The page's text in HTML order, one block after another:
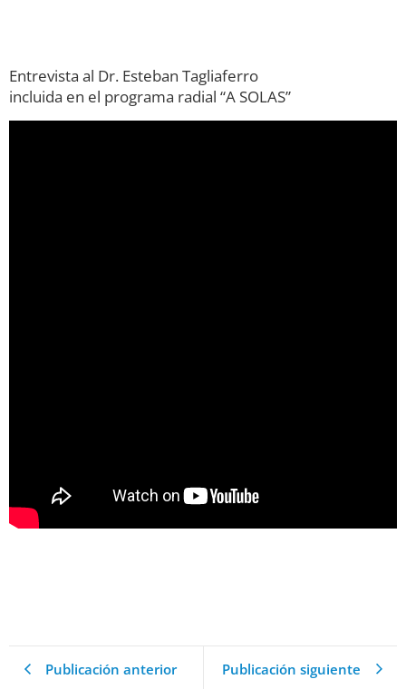
Entrevista al Dr. Esteban Tagliaferro
incluida en el programa radial “A SOLAS”
Publicación anterior Publicación siguiente